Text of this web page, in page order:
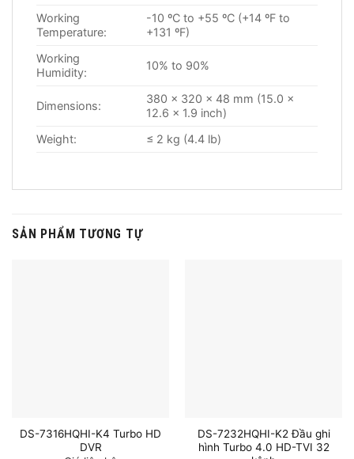
Working
Temperature:
-10 ºC to +55 ºC (+14 ºF to
+131 ºF)
Working
Humidity:
10% to 90%
Dimensions:
380 × 320 × 48 mm (15.0 ×
12.6 × 1.9 inch)
Weight:
≤ 2 kg (4.4 lb)
SẢN PHẨM TƯƠNG TỰ
DS-7316HQHI-K4 Turbo HD
DVR
DS-7232HQHI-K2 Đầu ghi
hình Turbo 4.0 HD-TVI 32